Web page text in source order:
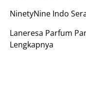
NinetyNine Indo
Laneresa Parfum
Lengkapnya